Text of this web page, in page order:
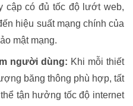
cập có đủ tốc độ lướt web,
hiệu suất mạng chính của
mật mạng.
người dùng: Khi mỗi thiết
băng thông phù hợp, tất
tận hưởng tốc độ internet